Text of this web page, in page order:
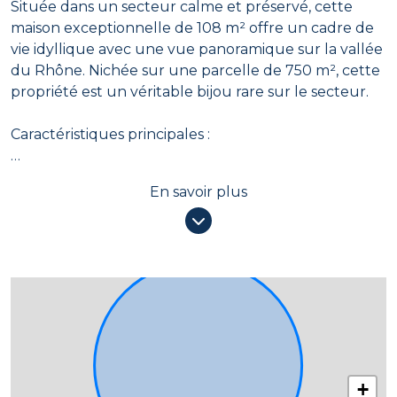
Située dans un secteur calme et préservé, cette
maison exceptionnelle de 108 m² offre un cadre de
vie idyllique avec une vue panoramique sur la vallée
du Rhône. Nichée sur une parcelle de 750 m², cette
propriété est un véritable bijou rare sur le secteur.
Caractéristiques principales :
Chambres : Trois spacieuses chambres pour le
confort de toute la famille.
(13M2) avec une seconde cuisine d'été entièrement
aménagée , pour les soirées d'hiver et une salle
d'eau. Dans la maison principale vous disposez d'un
système de climatisation réversible pour un climat
optimal toute l'année.
Diagnostic énergétique : Catégorie C pour une
En savoir plus
+